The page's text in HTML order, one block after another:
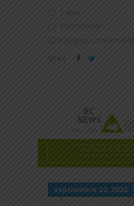
2 likes
0 comments
embarazo maternidad
Share
septiembre 22, 2022